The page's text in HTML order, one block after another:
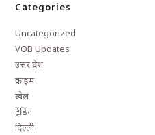
Categories
Uncategorized
VOB Updates
उत्तर प्रदेश
क्राइम
खेल
ट्रेंडिंग
दिल्ली